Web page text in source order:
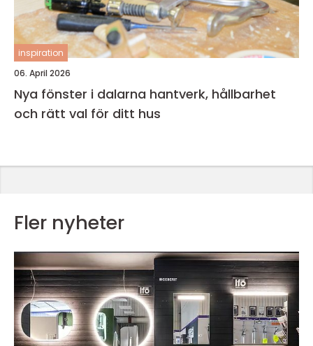
inspiration
06. April 2026
Nya fönster i dalarna hantverk, hållbarhet
och rätt val för ditt hus
Fler nyheter